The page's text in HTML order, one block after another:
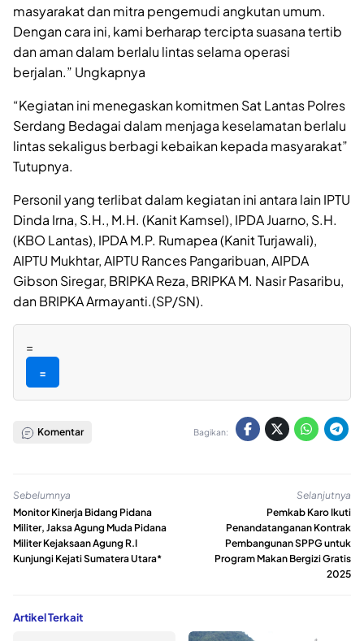
masyarakat dan mitra pengemudi angkutan umum.
Dengan cara ini, kami berharap tercipta suasana tertib
dan aman dalam berlalu lintas selama operasi
berjalan.” Ungkapnya
“Kegiatan ini menegaskan komitmen Sat Lantas Polres
Serdang Bedagai dalam menjaga keselamatan berlalu
lintas sekaligus berbagi kebaikan kepada masyarakat”
Tutupnya.
Personil yang terlibat dalam kegiatan ini antara lain IPTU
Dinda Irna, S.H., M.H. (Kanit Kamsel), IPDA Juarno, S.H.
(KBO Lantas), IPDA M.P. Rumapea (Kanit Turjawali),
AIPTU Mukhtar, AIPTU Rances Pangaribuan, AIPDA
Gibson Siregar, BRIPKA Reza, BRIPKA M. Nasir Pasaribu,
dan BRIPKA Armayanti.(SP/SN).
=
=
Komentar Bagikan:
Sebelumnya
Monitor Kinerja Bidang Pidana
Militer, Jaksa Agung Muda Pidana
Militer Kejaksaan Agung R.I
Kunjungi Kejati Sumatera Utara*
Selanjutnya
Pemkab Karo Ikuti
Penandatanganan Kontrak
Pembangunan SPPG untuk
Program Makan Bergizi Gratis
2025
Artikel Terkait